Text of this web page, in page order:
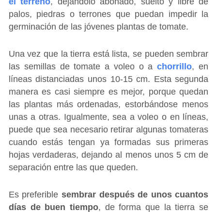
palos, piedras o terrones que puedan impedir la
germinación de las jóvenes plantas de tomate.
Una vez que la tierra está lista, se pueden sembrar
las semillas de tomate a voleo o achorrillo, en
líneas distanciadas unos 10-15 cm. Esta segunda
manera es casi siempre es mejor, porque quedan
las plantas más ordenadas, estorbándose menos
unas a otras. Igualmente, sea a voleo o en líneas,
puede que sea necesario retirar algunas tomateras
cuando estás tengan ya formadas sus primeras
hojas verdaderas, dejando al menos unos 5 cm de
separación entre las que queden.
Es preferible sembrar después de unos cuantos
días de buen tiempo, de forma que la tierra se